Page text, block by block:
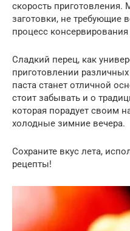
скорость приготовления.
заготовки, не требующие
процесс
Сладкий перец, как
приготовлении
паста станет отличной
стоит забывать и о
которая порадует своим
холодные зимние вечера.
Сохраните вкус лета,
рецепты!